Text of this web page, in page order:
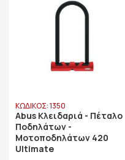
ΚΩΔΙΚΟΣ: 1350
Abus Κλειδαριά - Πέταλο
Ποδηλάτων -
Μοτοποδηλάτων 420
Ultimate